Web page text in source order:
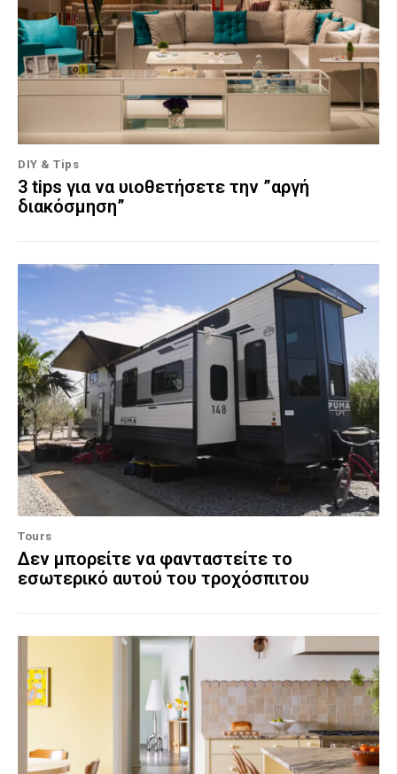
DIY & Tips
3 tips για να υιοθετήσετε την ”αργή
διακόσμηση”
Tours
Δεν μπορείτε να φανταστείτε το
εσωτερικό αυτού του τροχόσπιτου